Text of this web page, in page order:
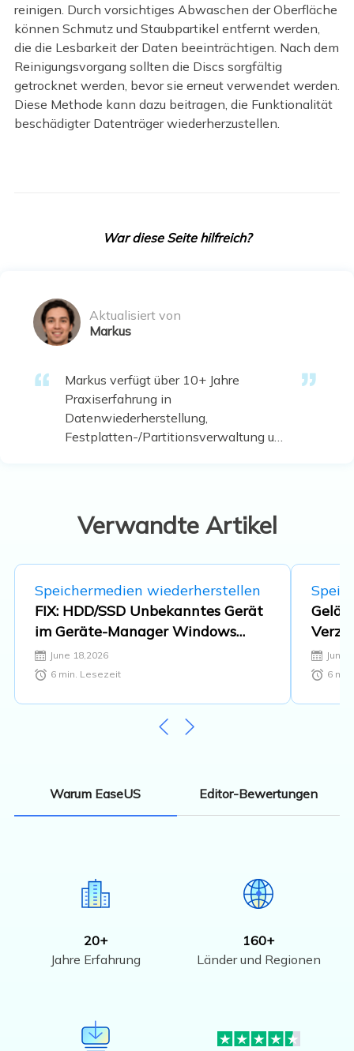
reinigen. Durch vorsichtiges Abwaschen der Oberfläche
können Schmutz und Staubpartikel entfernt werden,
die die Lesbarkeit der Daten beeinträchtigen. Nach dem
Reinigungsvorgang sollten die Discs sorgfältig
getrocknet werden, bevor sie erneut verwendet werden.
Diese Methode kann dazu beitragen, die Funktionalität
beschädigter Datenträger wiederherzustellen.
War diese Seite hilfreich?
Aktualisiert von
Markus
Markus verfügt über 10+ Jahre
Praxiserfahrung in
Datenwiederherstellung,
Festplatten-/Partitionsverwaltung und
effiziente Lösungsanleitungen zu
erstellen. Privat liebt er Filme, Reisen
Verwandte Artikel
Speichermedien wiederherstellen
FIX: HDD/SSD Unbekanntes Gerät
im Geräte-Manager Windows
10/8/7
June 18,2026
6min. Lesezeit
nicht
June
6
Warum EaseUS Editor-Bewertungen
20+
Jahre Erfahrung
160+
Länder und Regionen